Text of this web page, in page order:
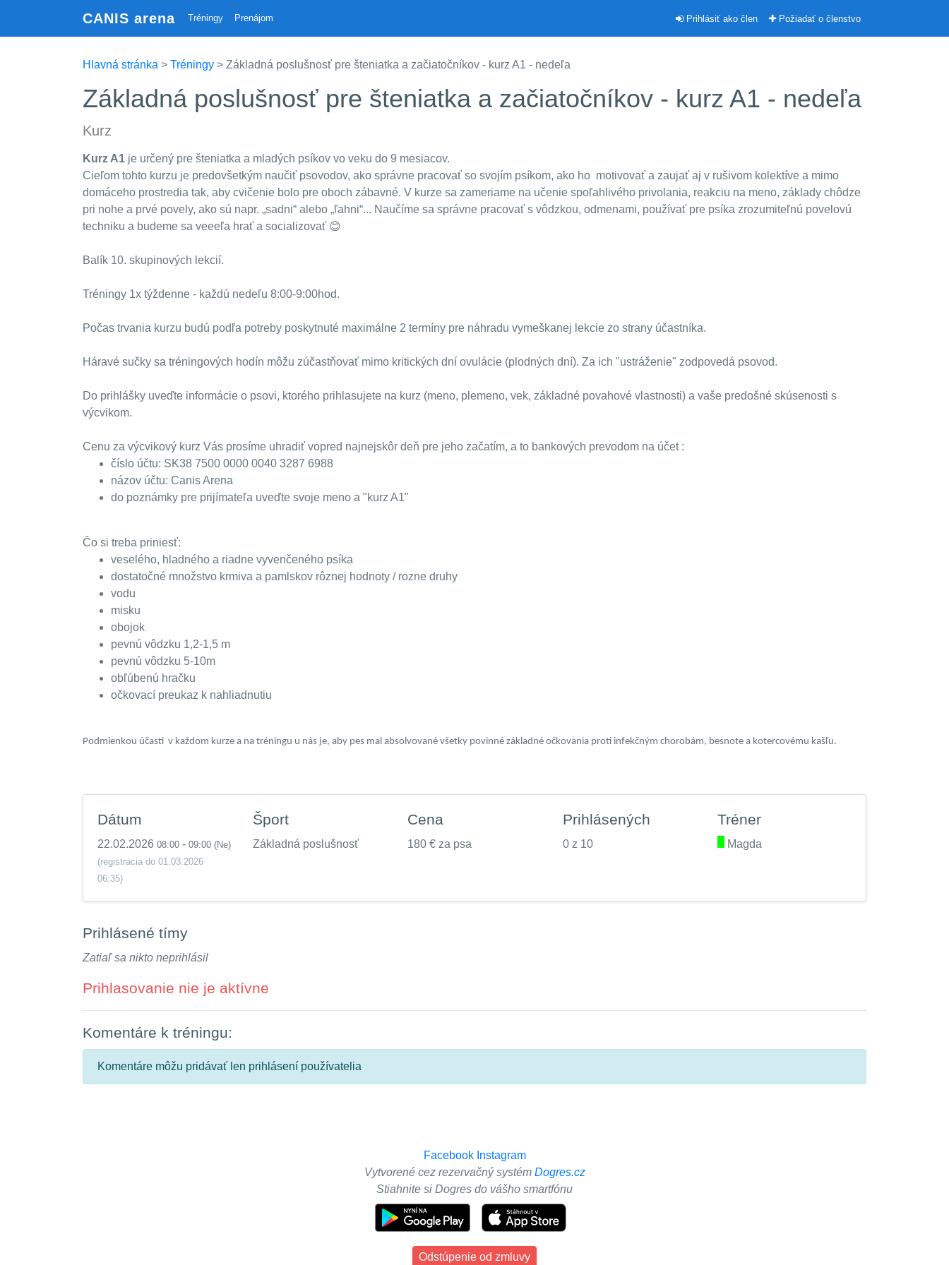
CANIS arena Tréningy Prenájom Prihlásiť ako člen Požiadať o členstvo
Hlavná stránka > Tréningy > Základná poslušnosť pre šteniatka a začiatočníkov - kurz A1 - nedeľa
Základná poslušnosť pre šteniatka a začiatočníkov - kurz A1 - nedeľa
Kurz
Kurz A1 je určený pre šteniatka a mladých psíkov vo veku do 9 mesiacov.
Cieľom tohto kurzu je predovšetkým naučiť psovodov, ako správne pracovať so svojím psíkom, ako ho motivovať a zaujať aj v rušivom kolektíve a mimo
domáceho prostredia tak, aby cvičenie bolo pre oboch zábavné. V kurze sa zameriame na učenie spoľahlivého privolania, reakciu na meno, základy chôdze
pri nohe a prvé povely, ako sú napr. „sadni“ alebo „ľahni“... Naučíme sa správne pracovať s vôdzkou, odmenami, používať pre psíka zrozumiteľnú povelovú
techniku a budeme sa veeeľa hrať a socializovať 😊
Balík 10. skupinových lekcií.
Tréningy 1x týždenne - každú nedeľu 8:00-9:00hod.
Počas trvania kurzu budú podľa potreby poskytnuté maximálne 2 termíny pre náhradu vymeškanej lekcie zo strany účastníka.
Háravé sučky sa tréningových hodín môžu zúčastňovať mimo kritických dní ovulácie (plodných dní). Za ich "ustráženie" zodpovedá psovod.
Do prihlášky uveďte informácie o psovi, ktorého prihlasujete na kurz (meno, plemeno, vek, základné povahové vlastnosti) a vaše predošné skúsenosti s
výcvikom.
Cenu za výcvikový kurz Vás prosíme uhradiť vopred najnejskôr deň pre jeho začatím, a to bankových prevodom na účet :
číslo účtu: SK38 7500 0000 0040 3287 6988
názov účtu: Canis Arena
do poznámky pre prijímateľa uveďte svoje meno a "kurz A1"
Čo si treba priniesť:
veselého, hladného a riadne vyvenčeného psíka
dostatočné množstvo krmiva a pamlskov rôznej hodnoty / rozne druhy
vodu
misku
obojok
pevnú vôdzku 1,2-1,5 m
pevnú vôdzku 5-10m
obľúbenú hračku
očkovací preukaz k nahliadnutiu
Podmienkou účasti v každom kurze a na tréningu u nás je, aby pes mal absolvované všetky povinné základné očkovania proti infekčným chorobám, besnote a kotercovému kašľu.
Dátum
22.02.2026 08:00 - 09:00 (Ne)
(registrácia do 01.03.2026
06:35)
Šport
Základná poslušnosť
Cena
180 € za psa
Prihlásených
0 z 10
Tréner
Magda
Prihlásené tímy
Zatiaľ sa nikto neprihlásil
Prihlasovanie nie je aktívne
Komentáre k tréningu:
Komentáre môžu pridávať len prihlásení používatelia
Facebook Instagram
Vytvorené cez rezervačný systém Dogres.cz
Stiahnite si Dogres do vášho smartfónu
Odstúpenie od zmluvy